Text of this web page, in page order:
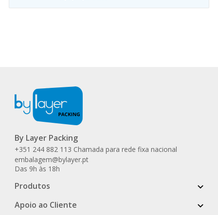
By Layer Packing
+351 244 882 113 Chamada para rede fixa nacional
embalagem@bylayer.pt
Das 9h às 18h
Produtos
Apoio ao Cliente